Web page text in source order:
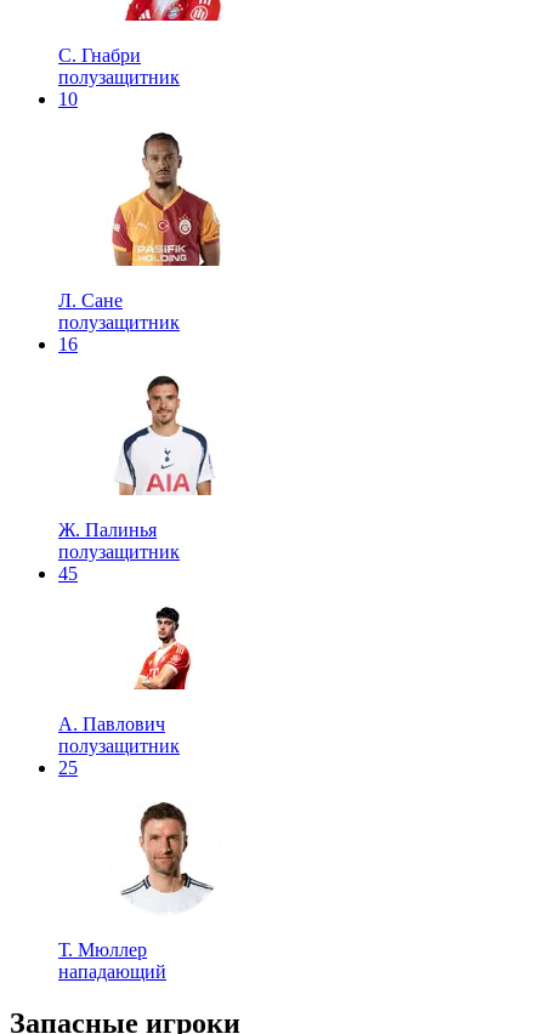
С. Гнабри
полузащитник
10
Л. Сане
полузащитник
16
Ж. Палинья
полузащитник
45
А. Павлович
полузащитник
25
Т. Мюллер
нападающий
Запасные игроки